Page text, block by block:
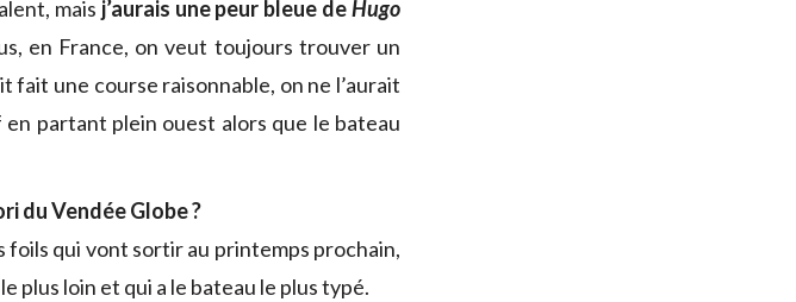
mais j’aurais une peur bleue deHugo
en France, on veut toujours trouver un
fait une course raisonnable, on ne l’aurait
en partant plein ouest alors que le bateau
du Vendée Globe ?
foils qui vont sortir au printemps prochain,
plus loin et qui a le bateau le plus typé.